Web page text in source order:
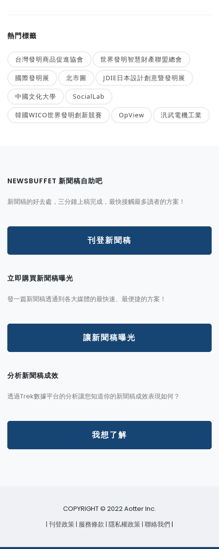
熱門標籤
台灣發明商品促進協會 世界發明智慧財產聯盟總會
國際發明展 北市圖 JDIE日本設計創意暨發明展
中國文化大學 SocialLab
韓國WICO世界發明創新競賽 OpView 汎武電機工業
NEWSBUFFET 新聞稿自助吧
新聞稿的好去處，三分鐘上稿完成，最快接觸最多讀者的方案！
刊登新聞稿
立即購買新聞稿曝光
發一篇新聞稿透通到各大媒體的最快速、最便捷的方案！
讓新聞稿曝光
分析新聞稿成效
透過Trek數據平台的分析讓您知道你的新聞稿成效表現如何？
我想了解
COPYRIGHT © 2022 Aotter Inc.
| 刊登政策 | 服務條款 | 隱私權政策 | 聯絡我們 |